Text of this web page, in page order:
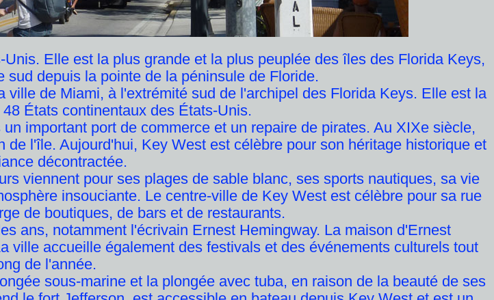
Elle est la plus grande et la plus peuplée des îles des Florida Keys,
depuis la pointe de la péninsule de Floride.
de Miami, à l'extrémité sud de l'archipel des Florida Keys. Elle est la
États continentaux des États-Unis.
important port de commerce et un repaire de pirates. Au XIXe siècle,
l'île. Aujourd'hui, Key West est célèbre pour son héritage historique et
décontractée.
viennent pour ses plages de sable blanc, ses sports nautiques, sa vie
insouciante. Le centre-ville de Key West est célèbre pour sa rue
de boutiques, de bars et de restaurants.
ans, notamment l'écrivain Ernest Hemingway. La maison d'Ernest
ville accueille également des festivals et des événements culturels tout
de l'année.
sous-marine et la plongée avec tuba, en raison de la beauté de ses